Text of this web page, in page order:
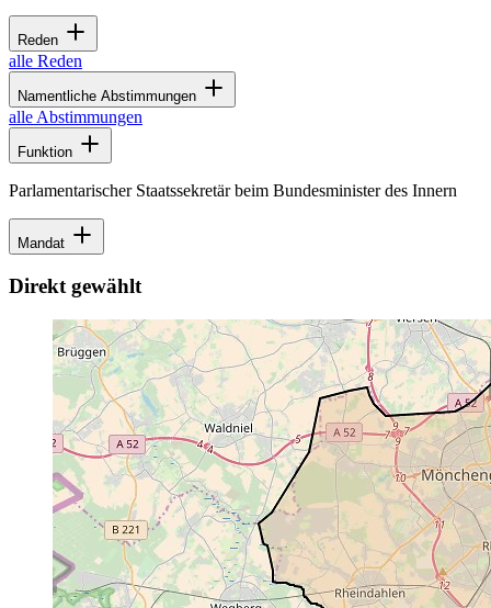
Reden
alle Reden
Namentliche Abstimmungen
alle Abstimmungen
Funktion
Parlamentarischer Staatssekretär beim Bundesminister des Innern
Mandat
Direkt gewählt